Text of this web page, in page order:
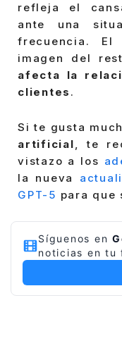
refleja el
ante una
frecuencia.
imagen del
afecta la
clientes .
Si te gusta
artificial , te
vistazo a los
la nueva
GPT-5 para que
Síguenos en
noticias en tu